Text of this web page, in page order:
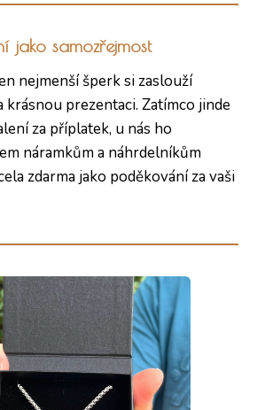
jako samozřejmost
nejmenší šperk si zaslouží
krásnou prezentaci. Zatímco jinde
za příplatek, u nás ho
náramkům a náhrdelníkům
zdarma jako poděkování za vaši